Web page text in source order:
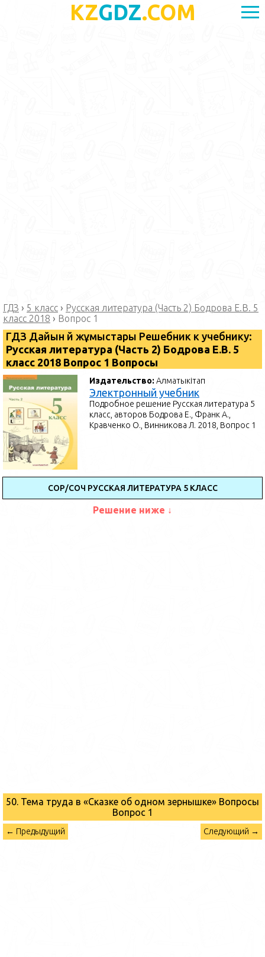
KZGDZ.COM
ГДЗ › 5 класс › Русская литература (Часть 2) Бодрова Е.В. 5
класс 2018 › Вопрос 1
ГДЗ Дайын үй жұмыстары Решебник к учебнику:
Русская литература (Часть 2) Бодрова Е.В. 5
класс 2018 Вопрос 1 Вопросы
Издательство:Алматыкітап
Электронный учебник
Подробное решение Русская литература 5
класс, авторов Бодрова Е., Франк А.,
Кравченко О., Винникова Л. 2018, Вопрос 1
СОР/СОЧ РУССКАЯ ЛИТЕРАТУРА 5 КЛАСС
Решение ниже ↓
50. Тема труда в «Сказке об одном зернышке» Вопросы
Вопрос 1
← Предыдущий Следующий →